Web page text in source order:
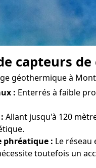
capteurs
géothermique à
: Enterrés à faible
Allant jusqu'à 120
phréatique : Le
toutefois un